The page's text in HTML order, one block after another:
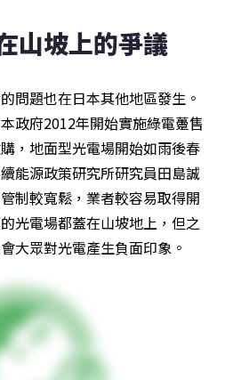
山坡上的爭議
問題也在日本其他地區發生。
政府2012年開始實施綠電躉售
，地面型光電場開始如雨後春
能源政策研究所研究員田島誠
制較寬鬆，業者較容易取得開
光電場都蓋在山坡地上，但之
大眾對光電產生負面印象。